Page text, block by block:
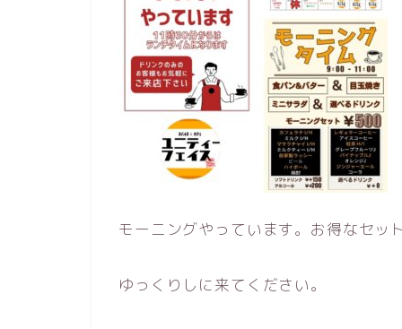
モーニングやっています。お得なセッ
ゆっくりしに来てください。